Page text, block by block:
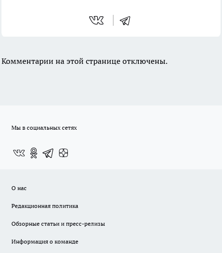
Комментарии на этой странице отключены.
Мы в социальных сетях
О нас
Редакционная политика
Обзорные статьи и пресс-релизы
Информация о команде